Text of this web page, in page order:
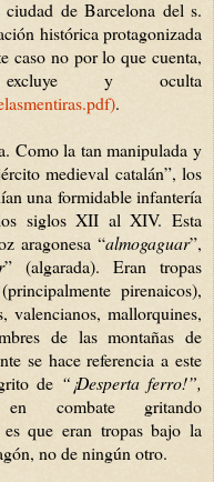
de Barcelona del s.
histórica protagonizada
caso no por lo que cuenta,
y oculta
.
Como la tan manipulada y
medieval catalán”, los
una formidable infantería
siglos XII al XIV. Esta
aragonesa “almogaguar”,
” (algarada). Eran tropas
pirenaicos),
valencianos, mallorquines,
de las montañas de
se hace referencia a este
de “¡Desperta ferro!”,
combate gritando
que eran tropas bajo la
no de ningún otro.